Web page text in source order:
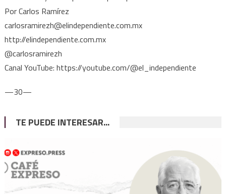
Por Carlos Ramírez
carlosramirezh@elindependiente.com.mx
http://elindependiente.com.mx
@carlosramirezh
Canal YouTube: https://youtube.com/@el_independiente
—30—
TE PUEDE INTERESAR...